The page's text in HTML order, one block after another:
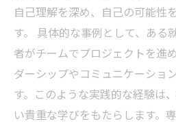
自己理解を深め、自己の可能性
す。 具体的な事例として、ある
者がチームでプロジェクトを進
ダーシップやコミュニケーショ
す。このような実践的な経験は
い貴重な学びをもたらします。